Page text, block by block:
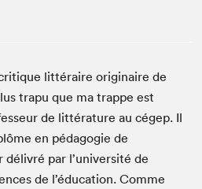
littéraire originaire de
trapu que ma trappe est
de littérature au cégep. Il
en pédagogie de
délivré par l’université de
de l’éducation. Comme